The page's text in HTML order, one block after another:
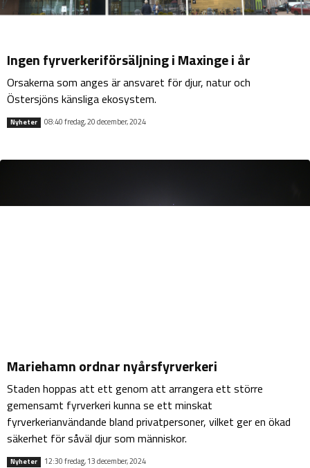
Ingen fyrverkeriförsäljning i Maxinge i år
Orsakerna som anges är ansvaret för djur, natur och
Östersjöns känsliga ekosystem.
Nyheter 08:40 fredag, 20 december, 2024
Mariehamn ordnar nyårsfyrverkeri
Staden hoppas att ett genom att arrangera ett större
gemensamt fyrverkeri kunna se ett minskat
fyrverkerianvändande bland privatpersoner, vilket ger en ökad
säkerhet för såväl djur som människor.
Nyheter 12:30 fredag, 13 december, 2024